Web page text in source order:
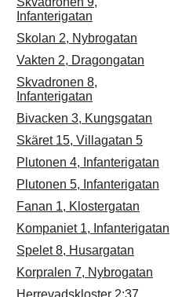
Infanterigatan
Skolan 2, Nybrogatan
Vakten 2, Dragongatan
Skvadronen 8,
Infanterigatan
Bivacken 3, Kungsgatan
Skäret 15, Villagatan 5
Plutonen 4, Infanterigatan
Plutonen 5, Infanterigatan
Fanan 1, Klostergatan
Kompaniet 1, Infanterigatan
Spelet 8, Husargatan
Korpralen 7, Nybrogatan